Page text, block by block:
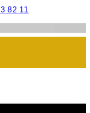
82 11